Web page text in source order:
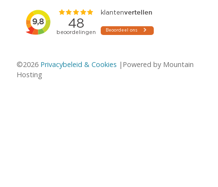
©2026 Privacybeleid & Cookies |Powered by Mountain
Hosting